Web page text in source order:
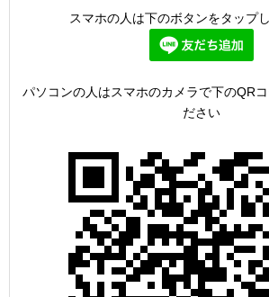
スマホの人は下のボタンをタップ
パソコンの人はスマホのカメラで下のQR
ださい